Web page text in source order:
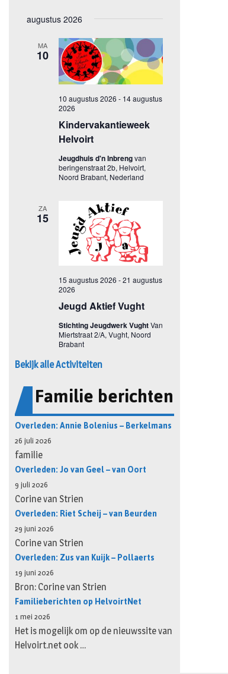
Bekijk alle Activiteiten
Familie berichten
Overleden: Annie Bolenius – Berkelmans
26 juli 2026
familie
Overleden: Jo van Geel – van Oort
9 juli 2026
Corine van Strien
Overleden: Riet Scheij – van Beurden
29 juni 2026
Corine van Strien
Overleden: Zus van Kuijk – Pollaerts
19 juni 2026
Bron: Corine van Strien
Familieberichten op HelvoirtNet
1 mei 2026
Het is mogelijk om op de nieuwssite van
Helvoirt.net ook …